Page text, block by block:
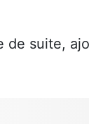
de suite,